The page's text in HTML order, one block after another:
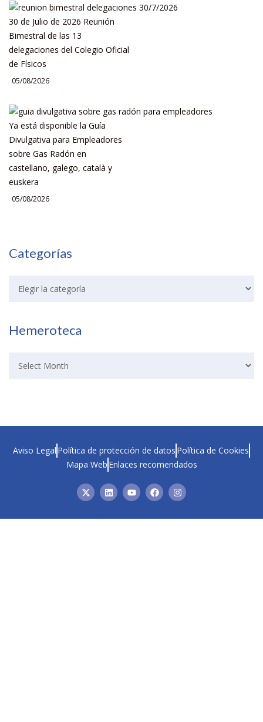
30 de Julio de 2026 Reunión
Bimestral de las 13
delegaciones del Colegio Oficial
de Físicos
05/08/2026
Ya está disponible la Guía
Divulgativa para Empleadores
sobre Gas Radón en
castellano, galego, català y
euskera
05/08/2026
Categorías
Hemeroteca
Aviso Legal Política de protección de datos Política de Cookies
Mapa Web Enlaces recomendados